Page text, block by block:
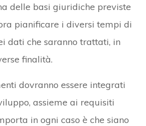
delle basi giuridiche previste
pianificare i diversi tempi di
dati che saranno trattati, in
finalità.
dovranno essere integrati
assieme ai requisiti
in ogni caso è che siano